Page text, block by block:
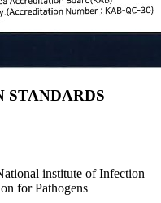
STANDARDS
institute of Infection
for Pathogens